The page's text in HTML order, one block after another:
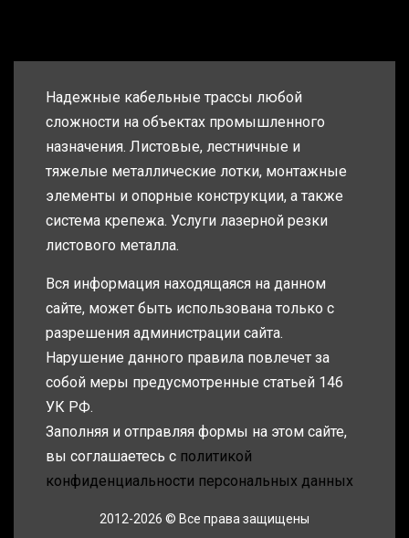
Надежные кабельные трассы любой
сложности на объектах промышленного
назначения. Листовые, лестничные и
тяжелые металлические лотки, монтажные
элементы и опорные конструкции, а также
система крепежа. Услуги лазерной резки
листового металла.
Вся информация находящаяся на данном
сайте, может быть использована только с
разрешения администрации сайта.
Нарушение данного правила повлечет за
собой меры предусмотренные статьей 146
УК РФ.
Заполняя и отправляя формы на этом сайте,
вы соглашаетесь с политикой
конфиденциальности персональных данных
2012-2026 © Все права защищены